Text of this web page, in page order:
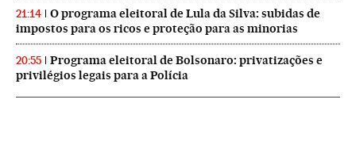
21:14
O programa eleitoral de Lula da Silva: subidas de
impostos para os ricos e proteção para as minorias
20:55
Programa eleitoral de Bolsonaro: privatizações e
privilégios legais para a Polícia